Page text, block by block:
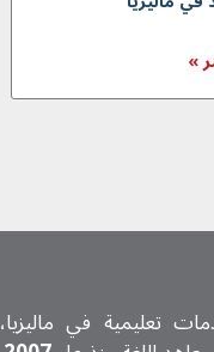
»
تعلیمیة في ماليزيا،